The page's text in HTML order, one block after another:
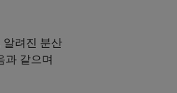
알려진 분산
과 같으며